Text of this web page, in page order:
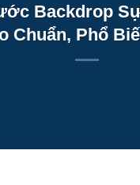
Backdrop
Chuẩn, Phổ